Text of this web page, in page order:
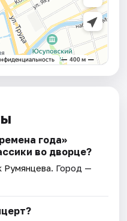
года»
во дворце?
Румянцева. Город —